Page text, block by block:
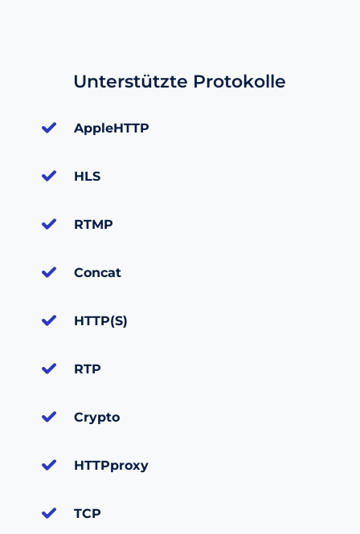
Unterstützte Protokolle
AppleHTTP
HLS
RTMP
Concat
HTTP(S)
RTP
Crypto
HTTPproxy
TCP